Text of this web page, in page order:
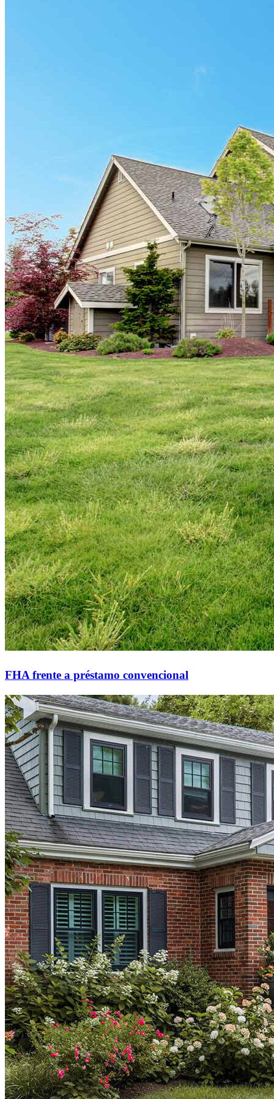
FHA frente a préstamo convencional
CrossCountry Mortgage, LLC, 2160 Superior Avenue,
NMLS3029 | RM.803095.000
Todos los respaldos y testimonios se dan sin incentivo ni
compensación.
Copyright © 2026 CrossCountry Mortgage, LLC. Todos los
derechos reservados
Mapa del sitio